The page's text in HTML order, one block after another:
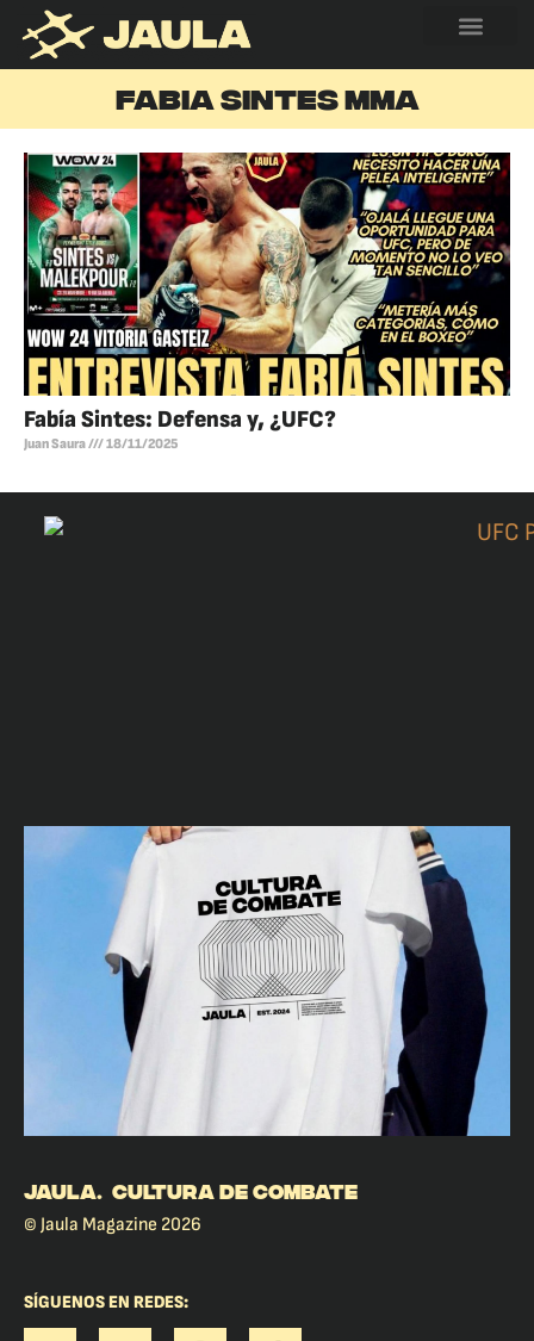
FABIA SINTES MMA
Fabía Sintes: Defensa y, ¿UFC?
Juan Saura 18/11/2025
JAULA. CULTURA DE COMBATE
© Jaula Magazine 2026
SÍGUENOS EN REDES: